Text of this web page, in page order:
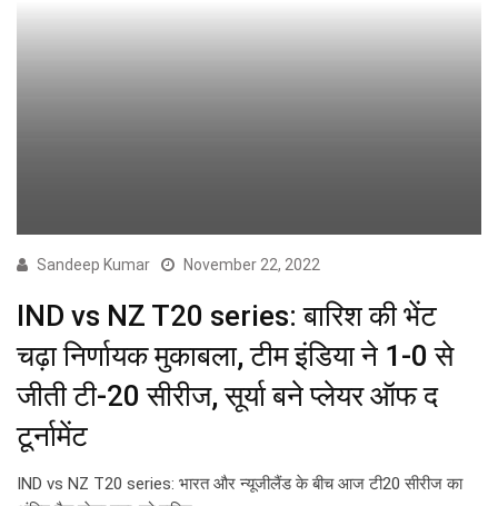
Sandeep Kumar November 22, 2022
IND vs NZ T20 series: बारिश की भेंट
चढ़ा निर्णायक मुकाबला, टीम इंडिया ने 1-0 से
जीती टी-20 सीरीज, सूर्या बने प्लेयर ऑफ द
टूर्नामेंट
IND vs NZ T20 series: भारत और न्यूजीलैंड के बीच आज टी20 सीरीज का